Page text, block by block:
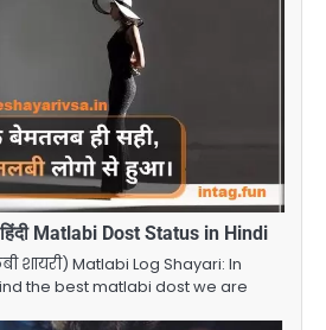
Matlabi Dost Status in Hindi
शायरी) Matlabi Log Shayari: In
the best matlabi dost we are